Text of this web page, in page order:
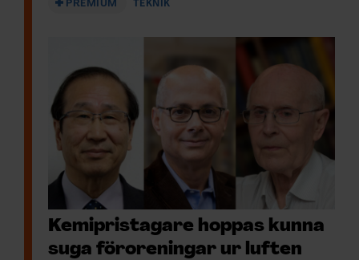
PREMIUM TEKNIK
Kemipristagare hoppas kunna
suga föroreningar ur luften